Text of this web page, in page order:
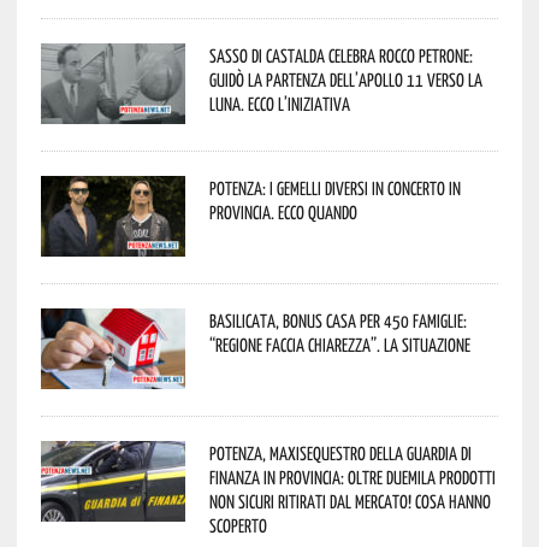
Sasso di Castalda celebra Rocco Petrone:
guidò la partenza dell’Apollo 11 verso la
Luna. Ecco l’iniziativa
Potenza: i Gemelli DiVersi in concerto in
provincia. Ecco quando
Basilicata, Bonus casa per 450 famiglie:
“Regione faccia chiarezza”. La situazione
Potenza, maxisequestro della Guardia di
Finanza in provincia: oltre duemila prodotti
non sicuri ritirati dal mercato! Cosa hanno
scoperto